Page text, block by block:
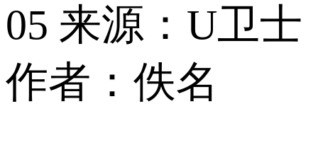
05 来源：U卫士
作者：佚名